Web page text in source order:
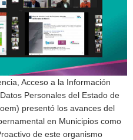
Acceso a la Información
Personales del Estado de
presentó los avances del
en Municipios como
de este organismo